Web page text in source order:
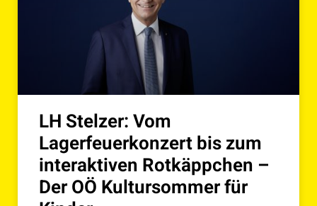
LH Stelzer: Vom
Lagerfeuerkonzert bis zum
interaktiven Rotkäppchen –
Der OÖ Kultursommer für